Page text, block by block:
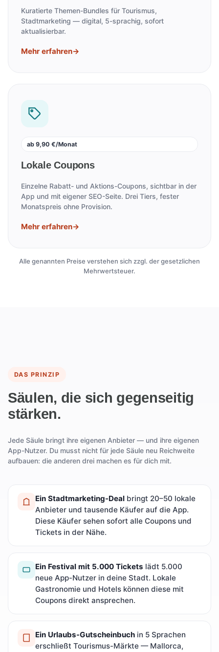
Kuratierte Themen-Bundles für Tourismus,
Stadtmarketing — digital, 5-sprachig, sofort
aktualisierbar.
Mehr erfahren→
ab 9,90 €/Monat
Lokale Coupons
Einzelne Rabatt- und Aktions-Coupons, sichtbar in der
App und mit eigener SEO-Seite. Drei Tiers, fester
Monatspreis ohne Provision.
Mehr erfahren→
Alle genannten Preise verstehen sich zzgl. der gesetzlichen
Mehrwertsteuer.
DAS PRINZIP
Säulen, die sich gegenseitig
stärken.
Jede Säule bringt ihre eigenen Anbieter — und ihre eigenen
App-Nutzer. Du musst nicht für jede Säule neu Reichweite
aufbauen: die anderen drei machen es für dich mit.
Ein Stadtmarketing-Deal bringt 20–50 lokale
Anbieter und tausende Käufer auf die App.
Diese Käufer sehen sofort alle Coupons und
Tickets in der Nähe.
Ein Festival mit 5.000 Tickets lädt 5.000
neue App-Nutzer in deine Stadt. Lokale
Gastronomie und Hotels können diese mit
Coupons direkt ansprechen.
Ein Urlaubs-Gutscheinbuch in 5 Sprachen
erschließt Tourismus-Märkte — Mallorca,